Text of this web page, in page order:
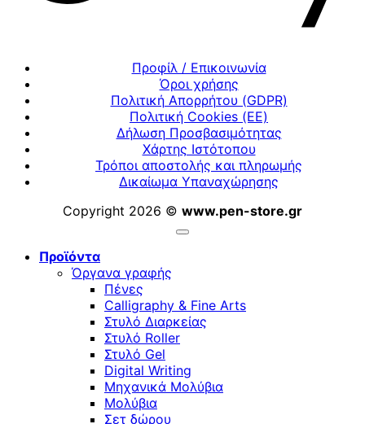
Προφίλ / Επικοινωνία
Όροι χρήσης
Πολιτική Απορρήτου (GDPR)
Πολιτική Cookies (ΕΕ)
Δήλωση Προσβασιμότητας
Χάρτης Ιστότοπου
Τρόποι αποστολής και πληρωμής
Δικαίωμα Υπαναχώρησης
Copyright 2026 © www.pen-store.gr
Προϊόντα
Όργανα γραφής
Πένες
Calligraphy & Fine Arts
Στυλό Διαρκείας
Στυλό Roller
Στυλό Gel
Digital Writing
Μηχανικά Μολύβια
Μολύβια
Σετ δώρου